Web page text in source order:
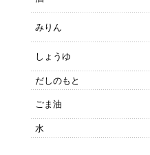
みりん
しょうゆ
だしのもと
ごま油
水